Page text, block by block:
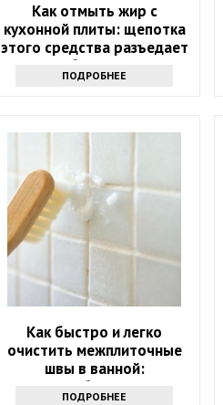
Как отмыть жир с
кухонной плиты: щепотка
этого средства разъедает
любую грязь
ПОДРОБНЕЕ
Как быстро и легко
очистить межплиточные
швы в ванной:
понадобится соль
ПОДРОБНЕЕ